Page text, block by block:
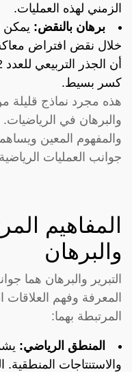
الزمني لهذه العمليات.
برهان بالنقض: يمكن
خلال نقض افتراض
كسر بسيط.
هذه مجرد نماذج قليلة
والبرهان في
والمفهوم المعين
جوانب العمليات
المفاهيم
والبرهان
التبرير والبرهان هما
المعرفة وفهم العلاقات
المرتبطة بهما:
المنطق الرياضي:
والاستنتاجات المنطقية.